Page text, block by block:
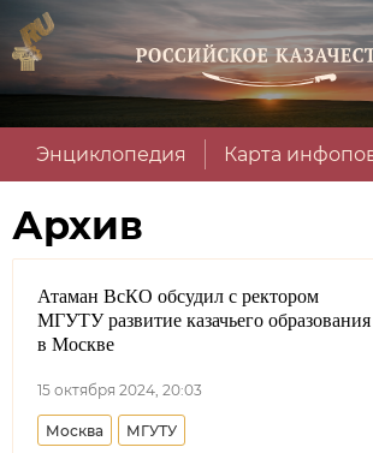
Энциклопедия Карта
Архив
Атаман ВсКО обсудил с ректором
МГУТУ развитие казачьего образования
в Москве
15 октября 2024, 20:03
Москва МГУТУ